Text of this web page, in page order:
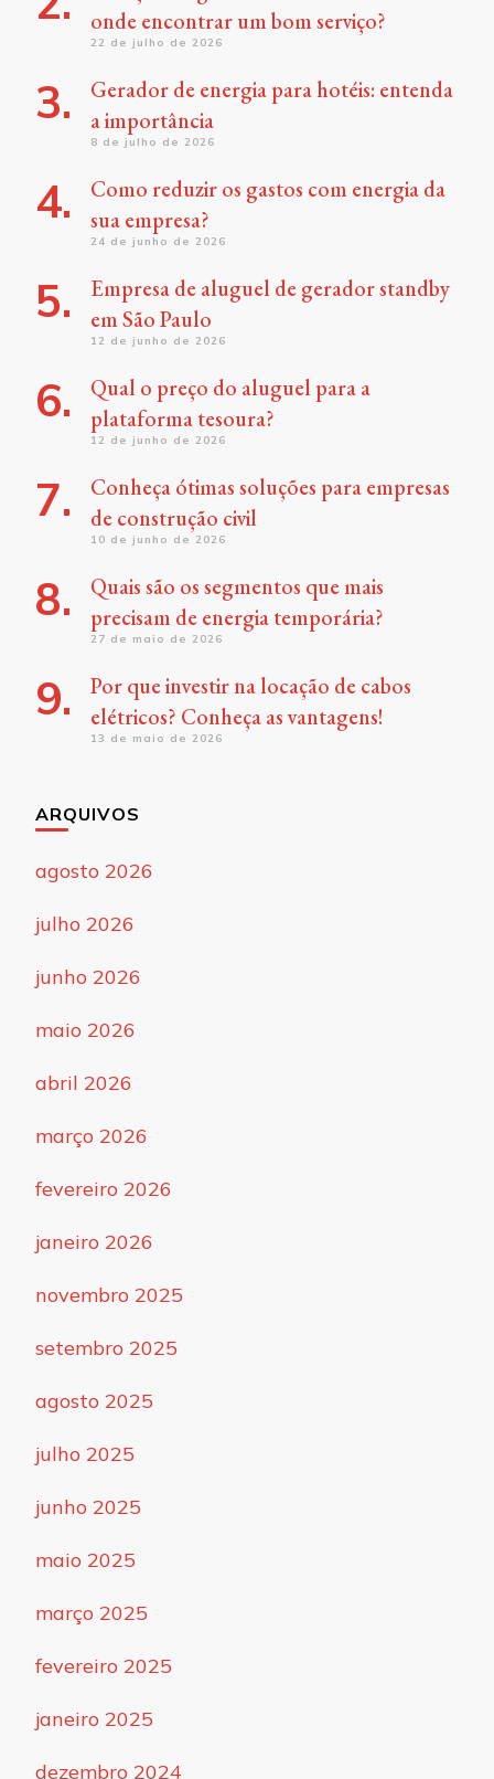
onde encontrar um bom serviço?
22 de julho de 2026
Gerador de energia para hotéis: entenda
a importância
8 de julho de 2026
Como reduzir os gastos com energia da
sua empresa?
24 de junho de 2026
Empresa de aluguel de gerador standby
em São Paulo
12 de junho de 2026
Qual o preço do aluguel para a
plataforma tesoura?
12 de junho de 2026
Conheça ótimas soluções para empresas
de construção civil
10 de junho de 2026
Quais são os segmentos que mais
precisam de energia temporária?
27 de maio de 2026
Por que investir na locação de cabos
elétricos? Conheça as vantagens!
13 de maio de 2026
ARQUIVOS
agosto 2026
julho 2026
junho 2026
maio 2026
abril 2026
março 2026
fevereiro 2026
janeiro 2026
novembro 2025
setembro 2025
agosto 2025
julho 2025
junho 2025
maio 2025
março 2025
fevereiro 2025
janeiro 2025
dezembro 2024